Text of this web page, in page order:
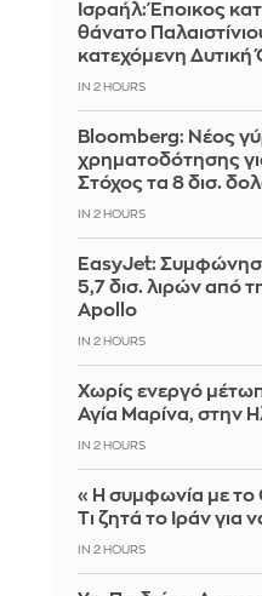
Ισραήλ: Έποικος
θάνατο
κατεχόμενη Δυτική
IN 2 HOURS
Bloomberg: Νέος
χρηματοδότησης
Στόχος τα 8 δισ.
IN 2 HOURS
EasyJet:
5,7 δισ. λιρών από
Apollo
IN 2 HOURS
Χωρίς ενεργό
Αγία Μαρίνα, στην
IN 2 HOURS
«Η συμφωνία με το
Τι ζητά το Ιράν για
IN 2 HOURS